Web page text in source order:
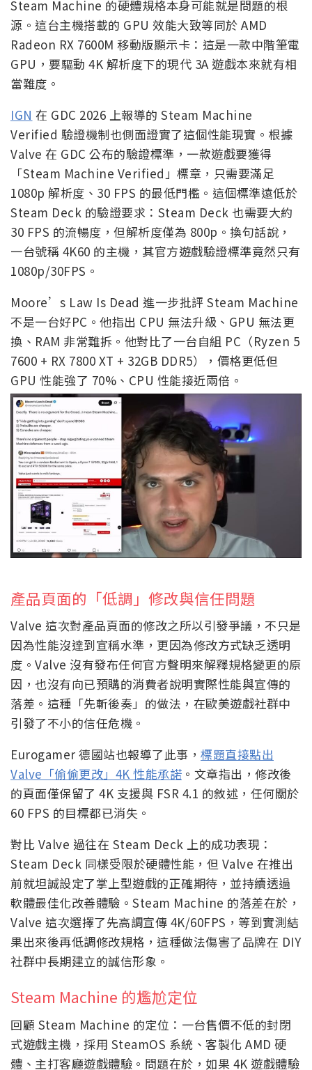
Steam Machine 的硬體規格本身可能就是問題的根
源。這台主機搭載的 GPU 效能大致等同於 AMD
Radeon RX 7600M 移動版顯示卡：這是一款中階筆電
GPU，要驅動 4K 解析度下的現代 3A 遊戲本來就有相
當難度。
IGN 在 GDC 2026 上報導的 Steam Machine
Verified 驗證機制也側面證實了這個性能現實。根據
Valve 在 GDC 公布的驗證標準，一款遊戲要獲得
「Steam Machine Verified」標章，只需要滿足
1080p 解析度、30 FPS 的最低門檻。這個標準遠低於
Steam Deck 的驗證要求：Steam Deck 也需要大約
30 FPS 的流暢度，但解析度僅為 800p。換句話說，
一台號稱 4K60 的主機，其官方遊戲驗證標準竟然只有
1080p/30FPS。
Moore’s Law Is Dead 進一步批評 Steam Machine
不是一台好PC。他指出 CPU 無法升級、GPU 無法更
換、RAM 非常難拆。他對比了一台自組 PC（Ryzen 5
7600 + RX 7800 XT + 32GB DDR5），價格更低但
GPU 性能強了 70%、CPU 性能接近兩倍。
產品頁面的「低調」修改與信任問題
Valve 這次對產品頁面的修改之所以引發爭議，不只是
因為性能沒達到宣稱水準，更因為修改方式缺乏透明
度。Valve 沒有發布任何官方聲明來解釋規格變更的原
因，也沒有向已預購的消費者說明實際性能與宣傳的
落差。這種「先斬後奏」的做法，在歐美遊戲社群中
引發了不小的信任危機。
Eurogamer 德國站也報導了此事， 標題直接點出
Valve「偷偷更改」4K 性能承諾 。文章指出，修改後
的頁面僅保留了 4K 支援與 FSR 4.1 的敘述，任何關於
60 FPS 的目標都已消失。
對比 Valve 過往在 Steam Deck 上的成功表現：
Steam Deck 同樣受限於硬體性能，但 Valve 在推出
前就坦誠設定了掌上型遊戲的正確期待，並持續透過
軟體最佳化改善體驗。Steam Machine 的落差在於，
Valve 這次選擇了先高調宣傳 4K/60FPS，等到實測結
果出來後再低調修改規格，這種做法傷害了品牌在 DIY
社群中長期建立的誠信形象。
Steam Machine 的尷尬定位
回顧 Steam Machine 的定位：一台售價不低的封閉
式遊戲主機，採用 SteamOS 系統、客製化 AMD 硬
體、主打客廳遊戲體驗。問題在於，如果 4K 遊戲體驗